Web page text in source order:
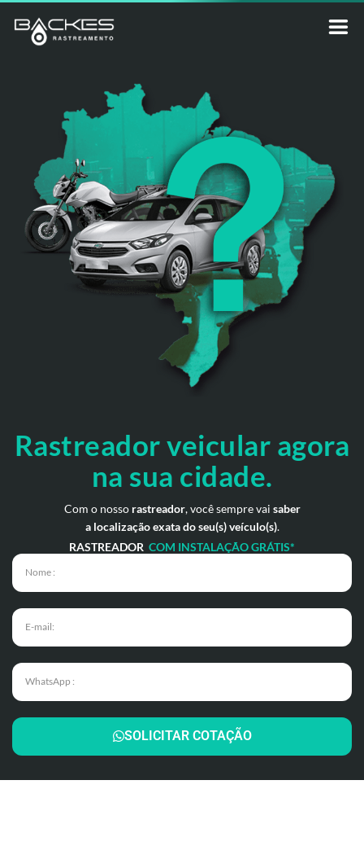
Rastreador veicular agora
na sua cidade.
Com o nosso rastreador, você sempre vai saber
a localização exata do seu(s) veículo(s).
RASTREADOR COM INSTALAÇÃO GRÁTIS*
SOLICITAR COTAÇÃO